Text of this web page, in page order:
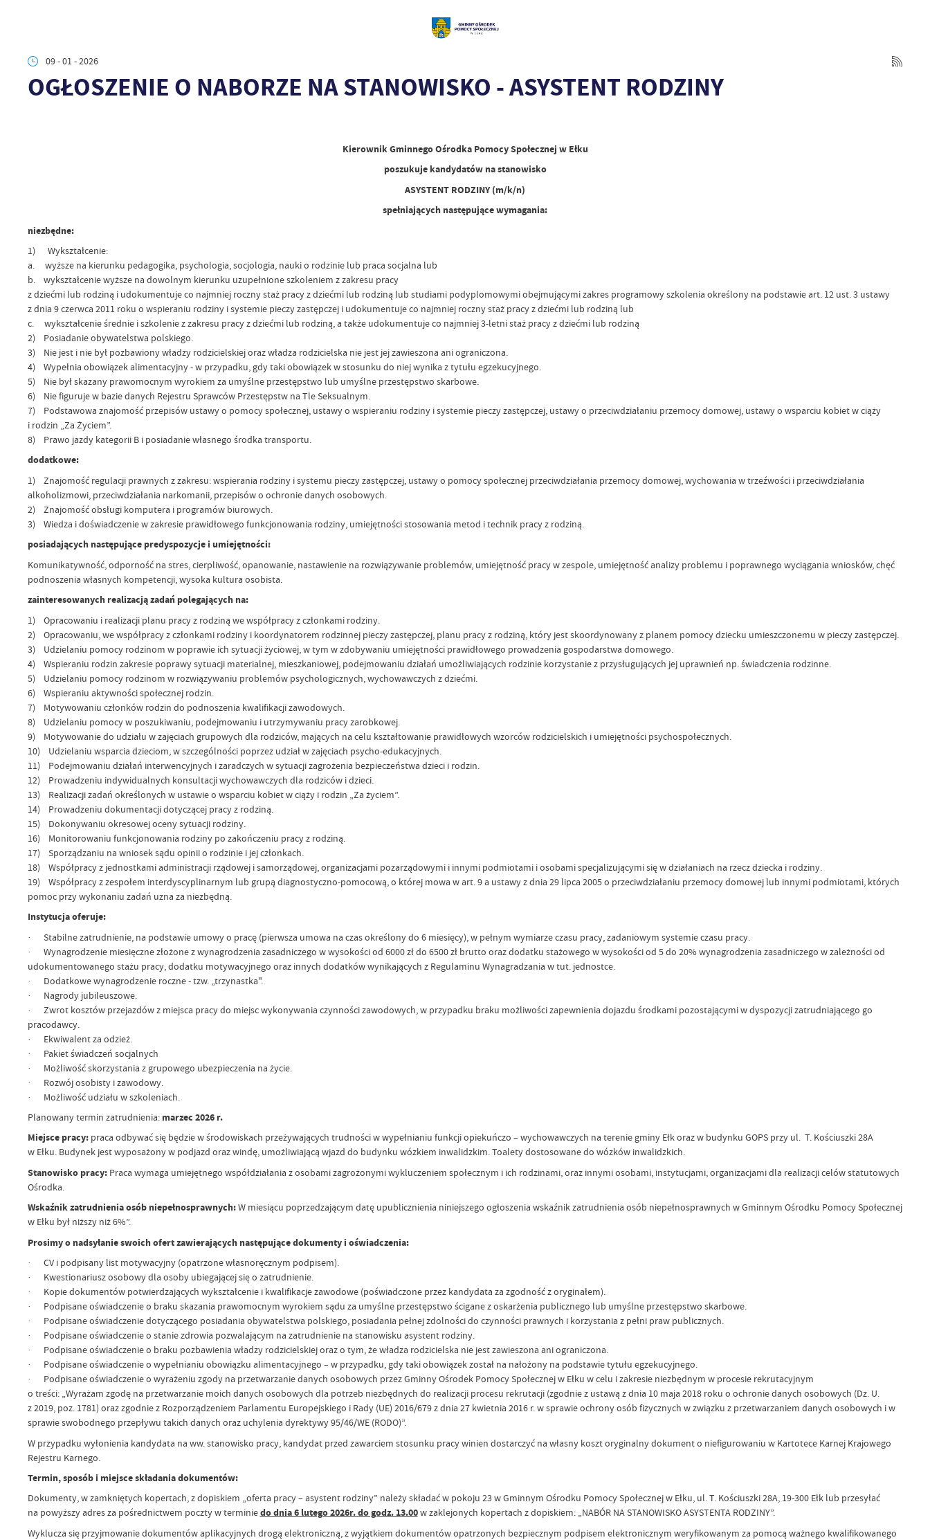
09 - 01 - 2026
OGŁOSZENIE O NABORZE NA STANOWISKO - ASYSTENT RODZINY
Kierownik Gminnego Ośrodka Pomocy Społecznej w Ełku
poszukuje kandydatów na stanowisko
ASYSTENT RODZINY (m/k/n)
spełniających następujące wymagania:
niezbędne:
1) Wykształcenie:
a. wyższe na kierunku pedagogika, psychologia, socjologia, nauki o rodzinie lub praca socjalna lub
b. wykształcenie wyższe na dowolnym kierunku uzupełnione szkoleniem z zakresu pracy
z dziećmi lub rodziną i udokumentuje co najmniej roczny staż pracy z dziećmi lub rodziną lub studiami podyplomowymi obejmującymi zakres programowy szkolenia określony na podstawie art. 12 ust. 3 ustawy
z dnia 9 czerwca 2011 roku o wspieraniu rodziny i systemie pieczy zastępczej i udokumentuje co najmniej roczny staż pracy z dziećmi lub rodziną lub
c. wykształcenie średnie i szkolenie z zakresu pracy z dziećmi lub rodziną, a także udokumentuje co najmniej 3-letni staż pracy z dziećmi lub rodziną
2) Posiadanie obywatelstwa polskiego.
3) Nie jest i nie był pozbawiony władzy rodzicielskiej oraz władza rodzicielska nie jest jej zawieszona ani ograniczona.
4) Wypełnia obowiązek alimentacyjny - w przypadku, gdy taki obowiązek w stosunku do niej wynika z tytułu egzekucyjnego.
5) Nie był skazany prawomocnym wyrokiem za umyślne przestępstwo lub umyślne przestępstwo skarbowe.
6) Nie figuruje w bazie danych Rejestru Sprawców Przestępstw na Tle Seksualnym.
7) Podstawowa znajomość przepisów ustawy o pomocy społecznej, ustawy o wspieraniu rodziny i systemie pieczy zastępczej, ustawy o przeciwdziałaniu przemocy domowej, ustawy o wsparciu kobiet w ciąży
i rodzin „Za Życiem”.
8) Prawo jazdy kategorii B i posiadanie własnego środka transportu.
dodatkowe:
1) Znajomość regulacji prawnych z zakresu: wspierania rodziny i systemu pieczy zastępczej, ustawy o pomocy społecznej przeciwdziałania przemocy domowej, wychowania w trzeźwości i przeciwdziałania
alkoholizmowi, przeciwdziałania narkomanii, przepisów o ochronie danych osobowych.
2) Znajomość obsługi komputera i programów biurowych.
3) Wiedza i doświadczenie w zakresie prawidłowego funkcjonowania rodziny, umiejętności stosowania metod i technik pracy z rodziną.
posiadających następujące predyspozycje i umiejętności:
Komunikatywność, odporność na stres, cierpliwość, opanowanie, nastawienie na rozwiązywanie problemów, umiejętność pracy w zespole, umiejętność analizy problemu i poprawnego wyciągania wniosków, chęć
podnoszenia własnych kompetencji, wysoka kultura osobista.
zainteresowanych realizacją zadań polegających na:
1) Opracowaniu i realizacji planu pracy z rodziną we współpracy z członkami rodziny.
2) Opracowaniu, we współpracy z członkami rodziny i koordynatorem rodzinnej pieczy zastępczej, planu pracy z rodziną, który jest skoordynowany z planem pomocy dziecku umieszczonemu w pieczy zastępczej.
3) Udzielaniu pomocy rodzinom w poprawie ich sytuacji życiowej, w tym w zdobywaniu umiejętności prawidłowego prowadzenia gospodarstwa domowego.
4) Wspieraniu rodzin zakresie poprawy sytuacji materialnej, mieszkaniowej, podejmowaniu działań umożliwiających rodzinie korzystanie z przysługujących jej uprawnień np. świadczenia rodzinne.
5) Udzielaniu pomocy rodzinom w rozwiązywaniu problemów psychologicznych, wychowawczych z dziećmi.
6) Wspieraniu aktywności społecznej rodzin.
7) Motywowaniu członków rodzin do podnoszenia kwalifikacji zawodowych.
8) Udzielaniu pomocy w poszukiwaniu, podejmowaniu i utrzymywaniu pracy zarobkowej.
9) Motywowanie do udziału w zajęciach grupowych dla rodziców, mających na celu kształtowanie prawidłowych wzorców rodzicielskich i umiejętności psychospołecznych.
10) Udzielaniu wsparcia dzieciom, w szczególności poprzez udział w zajęciach psycho-edukacyjnych.
11) Podejmowaniu działań interwencyjnych i zaradczych w sytuacji zagrożenia bezpieczeństwa dzieci i rodzin.
12) Prowadzeniu indywidualnych konsultacji wychowawczych dla rodziców i dzieci.
13) Realizacji zadań określonych w ustawie o wsparciu kobiet w ciąży i rodzin „Za życiem”.
14) Prowadzeniu dokumentacji dotyczącej pracy z rodziną.
15) Dokonywaniu okresowej oceny sytuacji rodziny.
16) Monitorowaniu funkcjonowania rodziny po zakończeniu pracy z rodziną.
17) Sporządzaniu na wniosek sądu opinii o rodzinie i jej członkach.
18) Współpracy z jednostkami administracji rządowej i samorządowej, organizacjami pozarządowymi i innymi podmiotami i osobami specjalizującymi się w działaniach na rzecz dziecka i rodziny.
19) Współpracy z zespołem interdyscyplinarnym lub grupą diagnostyczno-pomocową, o której mowa w art. 9 a ustawy z dnia 29 lipca 2005 o przeciwdziałaniu przemocy domowej lub innymi podmiotami, których
pomoc przy wykonaniu zadań uzna za niezbędną.
Instytucja oferuje:
· Stabilne zatrudnienie, na podstawie umowy o pracę (pierwsza umowa na czas określony do 6 miesięcy), w pełnym wymiarze czasu pracy, zadaniowym systemie czasu pracy.
· Wynagrodzenie miesięczne złożone z wynagrodzenia zasadniczego w wysokości od 6000 zł do 6500 zł brutto oraz dodatku stażowego w wysokości od 5 do 20% wynagrodzenia zasadniczego w zależności od
udokumentowanego stażu pracy, dodatku motywacyjnego oraz innych dodatków wynikających z Regulaminu Wynagradzania w tut. jednostce.
· Dodatkowe wynagrodzenie roczne - tzw. „trzynastka".
· Nagrody jubileuszowe.
· Zwrot kosztów przejazdów z miejsca pracy do miejsc wykonywania czynności zawodowych, w przypadku braku możliwości zapewnienia dojazdu środkami pozostającymi w dyspozycji zatrudniającego go
pracodawcy.
· Ekwiwalent za odzież.
· Pakiet świadczeń socjalnych
· Możliwość skorzystania z grupowego ubezpieczenia na życie.
· Rozwój osobisty i zawodowy.
· Możliwość udziału w szkoleniach.
Planowany termin zatrudnienia: marzec 2026 r.
Miejsce pracy: praca odbywać się będzie w środowiskach przeżywających trudności w wypełnianiu funkcji opiekuńczo – wychowawczych na terenie gminy Ełk oraz w budynku GOPS przy ul. T. Kościuszki 28A
w Ełku. Budynek jest wyposażony w podjazd oraz windę, umożliwiającą wjazd do budynku wózkiem inwalidzkim. Toalety dostosowane do wózków inwalidzkich.
Stanowisko pracy: Praca wymaga umiejętnego współdziałania z osobami zagrożonymi wykluczeniem społecznym i ich rodzinami, oraz innymi osobami, instytucjami, organizacjami dla realizacji celów statutowych
Ośrodka.
Wskaźnik zatrudnienia osób niepełnosprawnych:W miesiącu poprzedzającym datę upublicznienia niniejszego ogłoszenia wskaźnik zatrudnienia osób niepełnosprawnych w Gminnym Ośrodku Pomocy Społecznej
w Ełku był niższy niż 6%”.
Prosimy o nadsyłanie swoich ofert zawierających następujące dokumenty i oświadczenia:
· CV i podpisany list motywacyjny (opatrzone własnoręcznym podpisem).
· Kwestionariusz osobowy dla osoby ubiegającej się o zatrudnienie.
· Kopie dokumentów potwierdzających wykształcenie i kwalifikacje zawodowe (poświadczone przez kandydata za zgodność z oryginałem).
· Podpisane oświadczenie o braku skazania prawomocnym wyrokiem sądu za umyślne przestępstwo ścigane z oskarżenia publicznego lub umyślne przestępstwo skarbowe.
· Podpisane oświadczenie dotyczącego posiadania obywatelstwa polskiego, posiadania pełnej zdolności do czynności prawnych i korzystania z pełni praw publicznych.
· Podpisane oświadczenie o stanie zdrowia pozwalającym na zatrudnienie na stanowisku asystent rodziny.
· Podpisane oświadczenie o braku pozbawienia władzy rodzicielskiej oraz o tym, że władza rodzicielska nie jest zawieszona ani ograniczona.
· Podpisane oświadczenie o wypełnianiu obowiązku alimentacyjnego – w przypadku, gdy taki obowiązek został na nałożony na podstawie tytułu egzekucyjnego.
· Podpisane oświadczenie o wyrażeniu zgody na przetwarzanie danych osobowych przez Gminny Ośrodek Pomocy Społecznej w Ełku w celu i zakresie niezbędnym w procesie rekrutacyjnym
o treści: „Wyrażam zgodę na przetwarzanie moich danych osobowych dla potrzeb niezbędnych do realizacji procesu rekrutacji (zgodnie z ustawą z dnia 10 maja 2018 roku o ochronie danych osobowych (Dz. U.
z 2019, poz. 1781) oraz zgodnie z Rozporządzeniem Parlamentu Europejskiego i Rady (UE) 2016/679 z dnia 27 kwietnia 2016 r. w sprawie ochrony osób fizycznych w związku z przetwarzaniem danych osobowych i w
sprawie swobodnego przepływu takich danych oraz uchylenia dyrektywy 95/46/WE (RODO)”.
W przypadku wyłonienia kandydata na ww. stanowisko pracy, kandydat przed zawarciem stosunku pracy winien dostarczyć na własny koszt oryginalny dokument o niefigurowaniu w Kartotece Karnej Krajowego
Rejestru Karnego.
Termin, sposób i miejsce składania dokumentów:
Dokumenty, w zamkniętych kopertach, z dopiskiem „oferta pracy – asystent rodziny” należy składać w pokoju 23 w Gminnym Ośrodku Pomocy Społecznej w Ełku, ul. T. Kościuszki 28A, 19-300 Ełk lub przesyłać
na powyższy adres za pośrednictwem poczty w terminiedo dnia 6 lutego 2026r. do godz. 13.00w zaklejonych kopertach z dopiskiem: „NABÓR NA STANOWISKO ASYSTENTA RODZINY”.
Wyklucza się przyjmowanie dokumentów aplikacyjnych drogą elektroniczną, z wyjątkiem dokumentów opatrzonych bezpiecznym podpisem elektronicznym weryfikowanym za pomocą ważnego kwalifikowanego